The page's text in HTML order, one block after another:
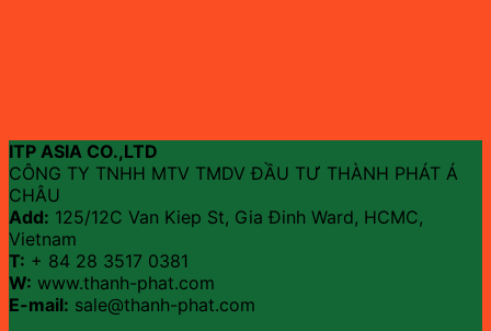
ITP ASIA CO.,LTD
CÔNG TY TNHH MTV TMDV ĐẦU TƯ THÀNH PHÁT Á
CHÂU
Add: 125/12C Van Kiep St, Gia Đinh Ward, HCMC,
Vietnam
T: + 84 28 3517 0381
W: www.thanh-phat.com
E-mail: sale@thanh-phat.com